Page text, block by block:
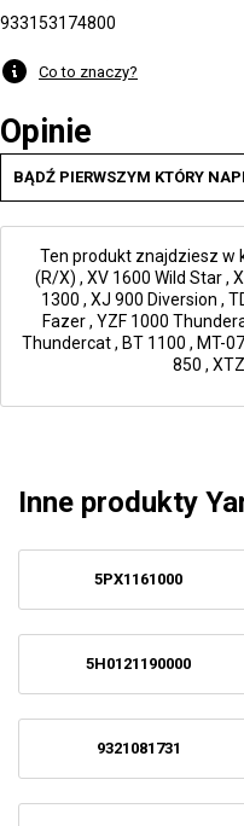
933153174800
Co to znaczy?
Opinie
BĄDŹ PIERWSZYM KTÓRY
Ten produkt znajdziesz w
(R/X) , XV 1600 Wild Star,
1300 , XJ 900 Diversion ,
Fazer, YZF 1000
Thundercat, BT 1100 , MT-07
850 ,
Inne produkty
5PX1161000
5H0121190000
9321081731